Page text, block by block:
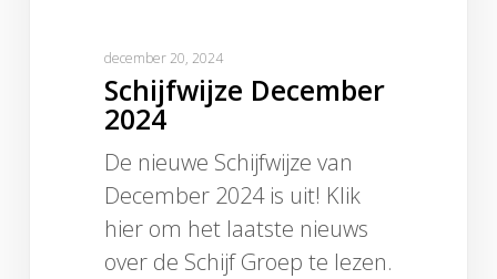
december 20, 2024
Schijfwijze December
2024
De nieuwe Schijfwijze van
December 2024 is uit! Klik
hier om het laatste nieuws
over de Schijf Groep te lezen.